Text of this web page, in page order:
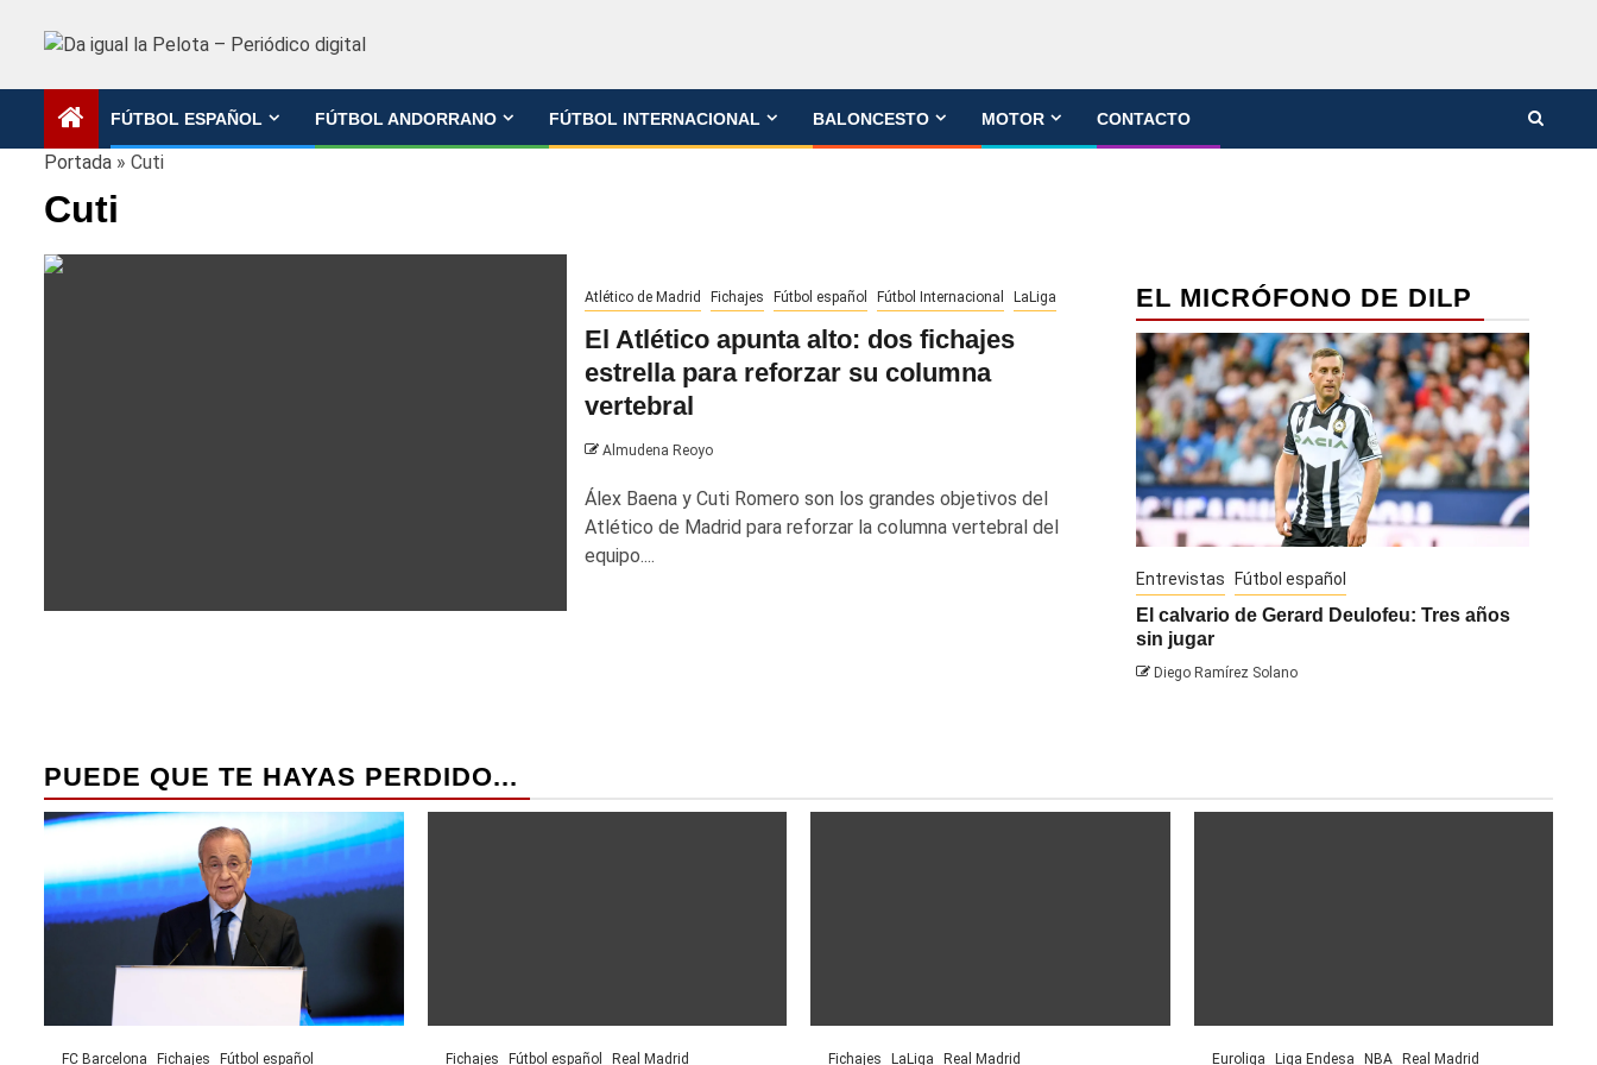
FÚTBOL ESPAÑOL FÚTBOL ANDORRANO FÚTBOL INTERNACIONAL BALONCESTO MOTOR CONTACTO
Portada » Cuti
Cuti
Atlético de Madrid Fichajes Fútbol español Fútbol Internacional LaLiga
El Atlético apunta alto: dos fichajes
estrella para reforzar su columna
vertebral
Almudena Reoyo
Álex Baena y Cuti Romero son los grandes objetivos del
Atlético de Madrid para reforzar la columna vertebral del
equipo....
EL MICRÓFONO DE DILP
Entrevistas Fútbol español
El calvario de Gerard Deulofeu: Tres años
sin jugar
Diego Ramírez Solano
PUEDE QUE TE HAYAS PERDIDO...
FC Barcelona Fichajes Fútbol español Fichajes Fútbol español Real Madrid Fichajes LaLiga Real Madrid Euroliga Liga Endesa NBA Real Madrid